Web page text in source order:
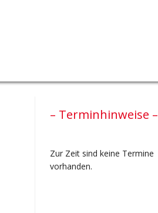
– Terminhinweise –
Zur Zeit sind keine Termine
vorhanden.